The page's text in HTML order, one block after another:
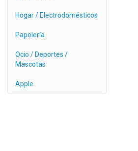
Hogar / Electrodomésticos
Papelería
Ocio / Deportes /
Mascotas
Apple